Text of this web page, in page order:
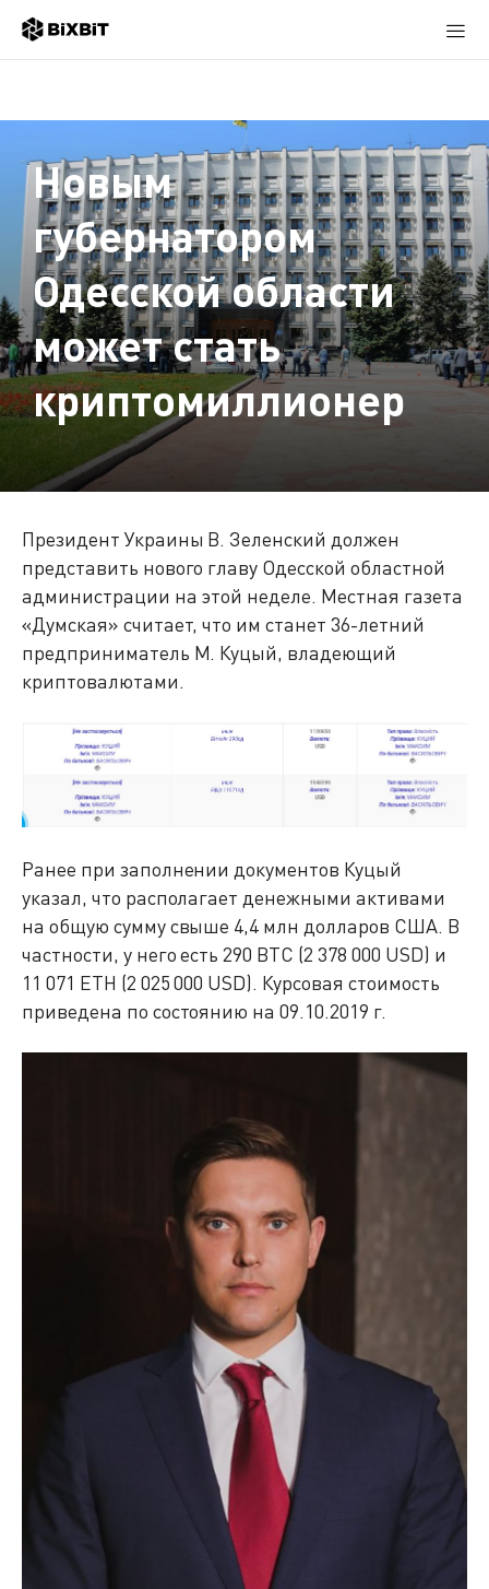
Новым
губернатором
Одесской области
может стать
криптомиллионер
Президент Украины В. Зеленский должен
представить нового главу Одесской областной
администрации на этой неделе. Местная газета
«Думская» считает, что им станет 36-летний
предприниматель М. Куцый, владеющий
криптовалютами.
Ранее при заполнении документов Куцый
указал, что располагает денежными активами
на общую сумму свыше 4,4 млн долларов США. В
частности, у него есть 290 BTC (2 378 000 USD) и
11 071 ETH (2 025 000 USD). Курсовая стоимость
приведена по состоянию на 09.10.2019 г.